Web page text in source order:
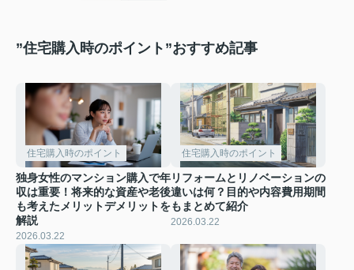
”住宅購入時のポイント”おすすめ記事
住宅購入時のポイント
独身女性のマンション購入で年
収は重要！将来的な資産や老後
も考えたメリットデメリットを
解説
2026.03.22
住宅購入時のポイント
リフォームとリノベーションの
違いは何？目的や内容費用期間
もまとめて紹介
2026.03.22